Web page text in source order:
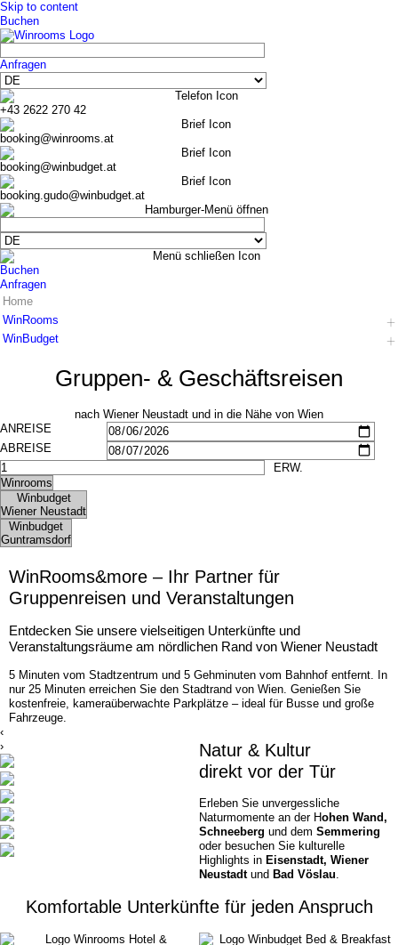
Skip to content
Buchen
Anfragen
+43 2622 270 42
booking@winrooms.at
booking@winbudget.at
booking.gudo@winbudget.at
Buchen
Anfragen
Home
WinRooms
Hotel
Frühstück
Bildergalerie
Seminare
Gruppen & Geschäftsreisende
Angebote
Kontakt
Jobs
WinBudget
Zimmer Wiener Neustadt
Zimmer Guntramsdorf
Frühstück
Impressionen
Seminare
Teambuilding
Angebote
Kontakt
Jobs
Gruppen- & Geschäfts­reisen
nach Wiener Neustadt und in die Nähe von Wien
WinRooms&more – Ihr Partner für
Gruppenreisen und Veranstaltungen
Entdecken Sie unsere vielseitigen Unterkünfte und
Veranstaltungsräume am nördlichen Rand von Wiener Neustadt
5 Minuten vom Stadtzentrum und 5 Gehminuten vom Bahnhof entfernt. In
nur 25 Minuten erreichen Sie den Stadtrand von Wien. Genießen Sie
kostenfreie, kameraüberwachte Parkplätze – ideal für Busse und große
Fahrzeuge.
‹
›
Natur & Kultur
direkt vor der Tür
Erleben Sie unvergessliche
Naturmomente an der Hohen Wand,
Schneeberg und dem Semmering
oder besuchen Sie kulturelle
Highlights in Eisenstadt, Wiener
Neustadtund Bad Vöslau.
Komfortable Unterkünfte für jeden Anspruch